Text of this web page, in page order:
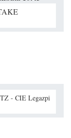
- CIE Legazpi